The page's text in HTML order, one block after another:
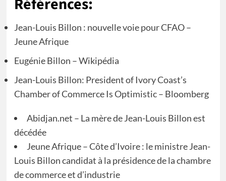
Références:
Jean-Louis Billon : nouvelle voie pour CFAO –
Jeune Afrique
Eugénie Billon – Wikipédia
Jean-Louis Billon: President of Ivory Coast’s
Chamber of Commerce Is Optimistic – Bloomberg
Abidjan.net – La mère de Jean-Louis Billon est
décédée
Jeune Afrique – Côte d’Ivoire : le ministre Jean-
Louis Billon candidat à la présidence de la chambre
de commerce et d’industrie